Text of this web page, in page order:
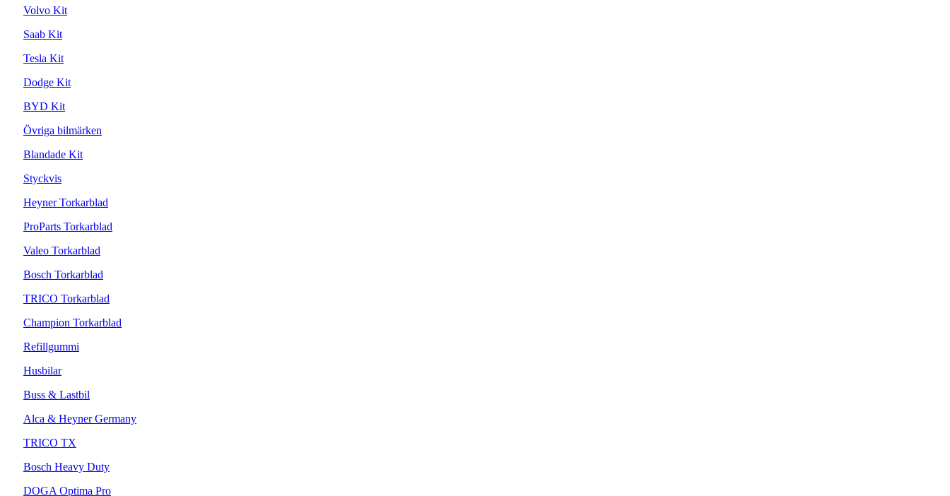
Volvo Kit
Saab Kit
Tesla Kit
Dodge Kit
BYD Kit
Övriga bilmärken
Blandade Kit
Styckvis
Heyner Torkarblad
ProParts Torkarblad
Valeo Torkarblad
Bosch Torkarblad
TRICO Torkarblad
Champion Torkarblad
Refillgummi
Husbilar
Buss & Lastbil
Alca & Heyner Germany
TRICO TX
Bosch Heavy Duty
DOGA Optima Pro